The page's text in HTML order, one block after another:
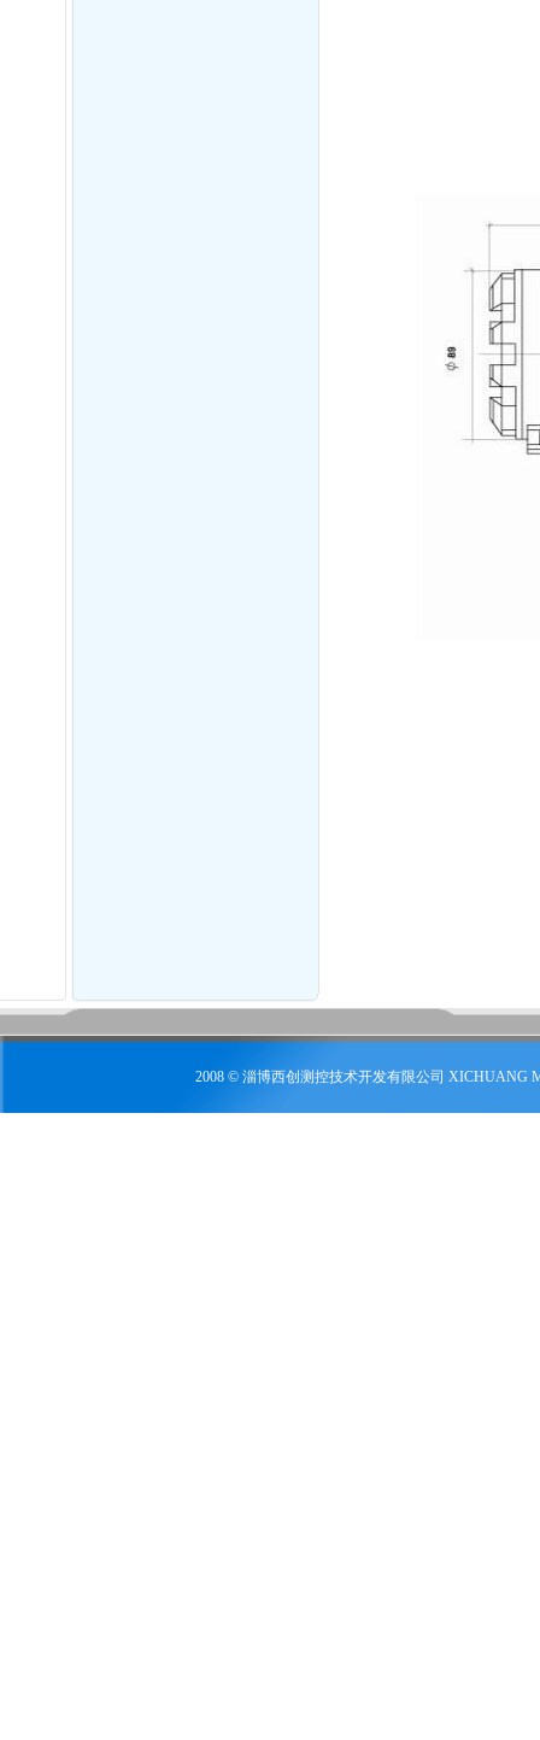
2008 © 淄博西创测控技术开发有限公司 XICHUANG